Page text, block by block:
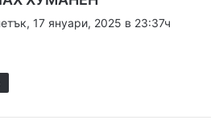
а
17 януари, 2025 в 23:37ч